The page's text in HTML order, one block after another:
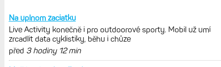
REKLAMA